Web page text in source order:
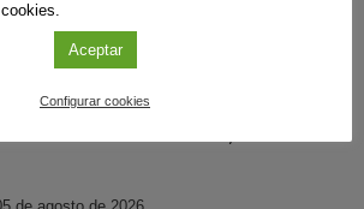
Naturales y Medio Ambiente
primeros arrecifes fósiles con
Aceptar
Configurar cookies